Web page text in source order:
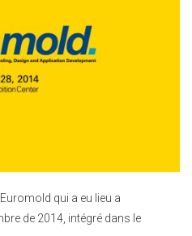
qui a eu lieu a
de 2014, intégré dans le